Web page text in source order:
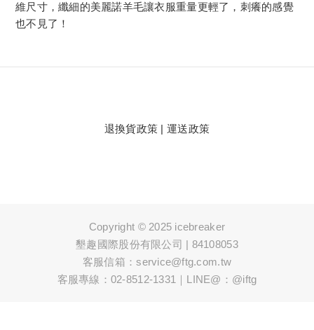
維尺寸，纖細的美麗諾羊毛讓衣服重量更輕了，刺癢的感覺
也不見了！
退換貨政策 |運送政策
Copyright © 2025 icebreaker
墾趣國際股份有限公司 | 84108053
客服信箱：service@ftg.com.tw
客服專線：02-8512-1331｜LINE@：@iftg